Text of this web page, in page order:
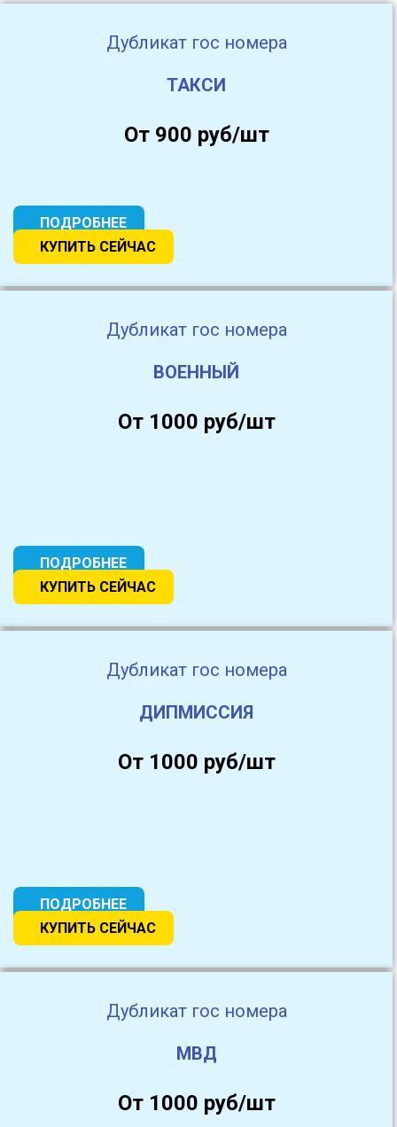
Дубликат гос номера
ТАКСИ
От 900 руб/шт
ПОДРОБНЕЕ
КУПИТЬ СЕЙЧАС
Дубликат гос номера
ВОЕННЫЙ
От 1000 руб/шт
ПОДРОБНЕЕ
КУПИТЬ СЕЙЧАС
Дубликат гос номера
ДИПМИССИЯ
От 1000 руб/шт
ПОДРОБНЕЕ
КУПИТЬ СЕЙЧАС
Дубликат гос номера
МВД
От 1000 руб/шт